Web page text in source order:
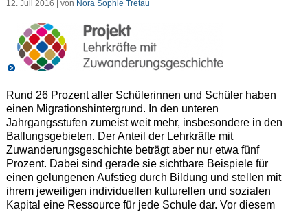
12. Juli 2016 | von Nora Sophie Tretau
Rund 26 Prozent aller Schülerinnen und Schüler haben
einen Migrationshintergrund. In den unteren
Jahrgangsstufen zumeist weit mehr, insbesondere in den
Ballungsgebieten. Der Anteil der Lehrkräfte mit
Zuwanderungsgeschichte beträgt aber nur etwa fünf
Prozent. Dabei sind gerade sie sichtbare Beispiele für
einen gelungenen Aufstieg durch Bildung und stellen mit
ihrem jeweiligen individuellen kulturellen und sozialen
Kapital eine Ressource für jede Schule dar. Vor diesem